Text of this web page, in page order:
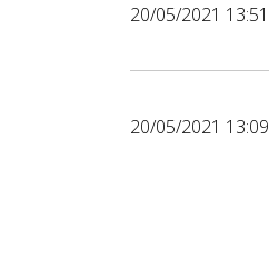
20/05/2021 13:51
20/05/2021 13:09